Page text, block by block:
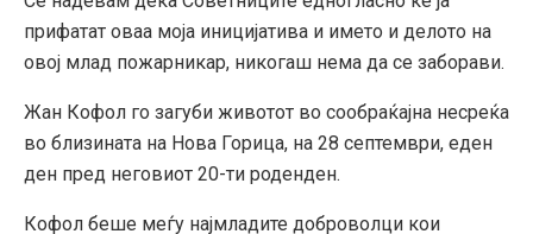
прифатат оваа моја иницијатива и името и делото на
овој млад пожарникар, никогаш нема да се заборави.
Жан Кофол го загуби животот во сообраќајна несреќа
во близината на Нова Горица, на 28 септември, еден
ден пред неговиот 20-ти роденден.
Кофол беше меѓу најмладите доброволци кои